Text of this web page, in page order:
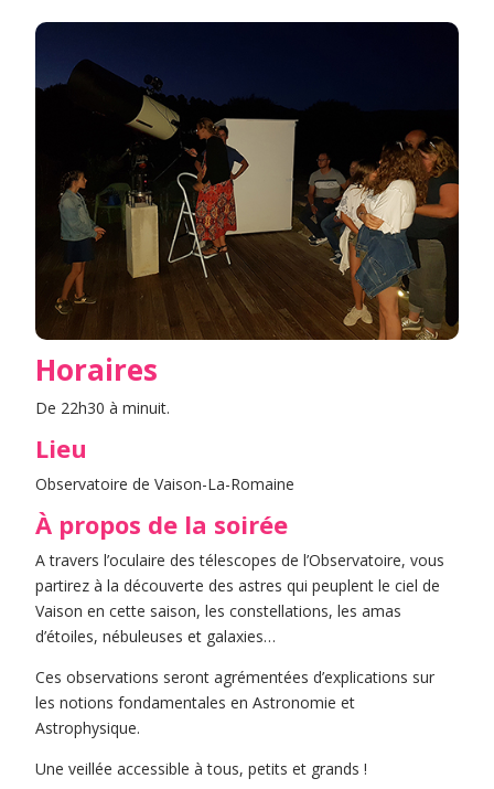
Horaires
De 22h30 à minuit.
Lieu
Observatoire de Vaison-La-Romaine
À propos de la soirée
A travers l’oculaire des télescopes de l’Observatoire, vous
partirez à la découverte des astres qui peuplent le ciel de
Vaison en cette saison, les constellations, les amas
d’étoiles, nébuleuses et galaxies…
Ces observations seront agrémentées d’explications sur
les notions fondamentales en Astronomie et
Astrophysique.
Une veillée accessible à tous, petits et grands !